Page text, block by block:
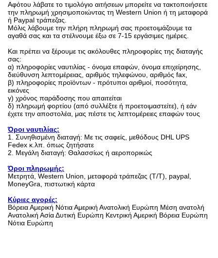
Αφότου λάβατε το τιμολόγιο αιτήσεων μπορείτε να τακτοποιήσετε
την πληρωμή χρησιμοποιώντας τη Western Union ή τη μεταφορά
ή Paypal τράπεζας.
Μόλις λάβουμε την πλήρη πληρωμή σας προετοιμάζουμε τα
αγαθά σας και τα στέλνουμε έξω σε 7-15 εργάσιμες ημέρες.
Και πρέπει να ξέρουμε τις ακόλουθες πληροφορίες της διαταγής
σας:
α) πληροφορίες ναυτιλίας - όνομα επαφών, όνομα επιχείρησης,
διεύθυνση λεπτομέρειας, αριθμός τηλεφώνου, αριθμός fax,
β) πληροφορίες προϊόντων - πρότυποι αριθμοί, ποσότητα,
εικόνες
γ) χρόνος παράδοσης που απαιτείται
δ) πληρωμή φορτίου (από συλλέξτε ή προετοιμαστείτε), ή εάν
έχετε την αποστολέα, μας πέστε τις λεπτομέρειες επαφών τους
Όροι ναυτιλίας:
1. Συνηθισμένη διαταγή: Με τις σαφείς, μεθόδους DHL UPS
Fedex κ.λπ. όπως ζητήσατε
2. Μεγάλη διαταγή: Θαλασσίως ή αεροπορικώς
Όροι πληρωμής:
Μετρητά, Western Union, μεταφορά τράπεζας (T/T), paypal,
MoneyGra, πιστωτική κάρτα
Κύριες αγορές:
Βόρεια Αμερική Νότια Αμερική Ανατολική Ευρώπη Μέση ανατολή
Ανατολική Ασία Δυτική Ευρώπη Κεντρική Αμερική Βόρεια Ευρώπη
Νότια Ευρώπη